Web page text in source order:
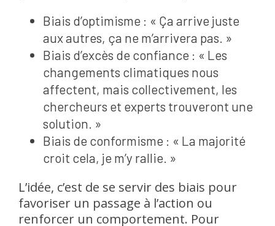
Biais d’optimisme : « Ça arrive juste
aux autres, ça ne m’arrivera pas. »
Biais d’excès de confiance : « Les
changements climatiques nous
affectent, mais collectivement, les
chercheurs et experts trouveront une
solution. »
Biais de conformisme : « La majorité
croit cela, je m’y rallie. »
L’idée, c’est de se servir des biais pour
favoriser un passage à l’action ou
renforcer un comportement. Pour